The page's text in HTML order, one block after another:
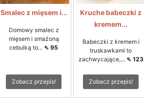
Smalec z mięsem i...
Domowy smalec z
mięsem i smażoną
cebulką to... ⇖ 95
Zobacz przepis!
Kruche babeczki z
kremem...
Babeczki z kremem i
truskawkami to
zachwycające,... ⇖ 123
Zobacz przepis!